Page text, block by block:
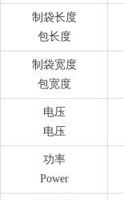
制袋长度
包长度
制袋宽度
包宽度
电压
电压
功率
Power